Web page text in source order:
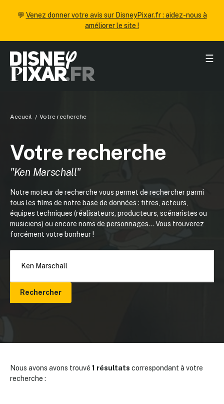
💬 Venez donner votre avis sur DisneyPixar.fr : aidez-nous à
améliorer le site !
☰
Accueil Votre recherche
Votre recherche
"Ken Marschall"
Notre moteur de recherche vous permet de rechercher parmi
tous les films de notre base de données : titres, acteurs,
équipes techniques (réalisateurs, producteurs, scénaristes ou
musiciens) ou encore noms de personnages... Vous trouverez
forcément votre bonheur !
Rechercher
Nous avons avons trouvé 1 résultats correspondant à votre
recherche :